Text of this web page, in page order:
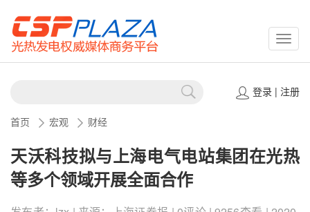
登录| 注册
首页 宏观 财经
天沃科技拟与上海电气电站集团在光热
等多个领域开展全面合作